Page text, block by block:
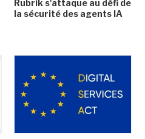
Rubrik s'attaque au défi de
la sécurité des agents IA